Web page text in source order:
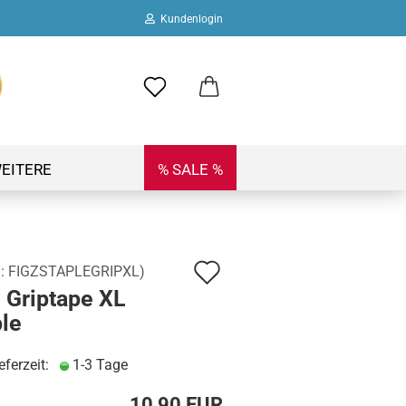
Kundenlogin
erstellen
vergessen?
% SALE %
FIGZSTAPLEGRIPXL)
Griptape XL
1-3 Tage